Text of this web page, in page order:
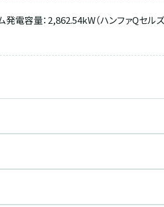
発電容量：2,862.54kW（ハンファQセ